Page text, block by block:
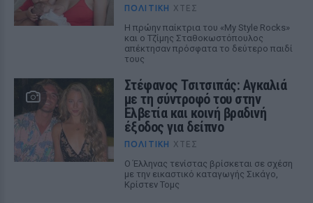
ΠΟΛΙΤΙΚΉ ΧΤΕΣ
Η πρώην παίκτρια του «My Style Rocks»
και ο Τζίμης Σταθοκωστόπουλος
απέκτησαν πρόσφατα το δεύτερο παιδί
τους
Στέφανος Τσιτσιπάς: Αγκαλιά
με τη σύντροφό του στην
Ελβετία και κοινή βραδινή
έξοδος για δείπνο
ΠΟΛΙΤΙΚΉ ΧΤΕΣ
Ο Έλληνας τενίστας βρίσκεται σε σχέση
με την εικαστικό καταγωγής Σικάγο,
Κρίστεν Τομς